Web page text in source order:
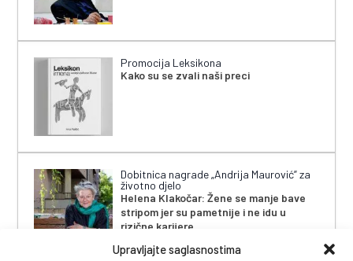
Upravljajte saglasnostima
Promocija Leksikona
Kako su se zvali naši preci
Dobitnica nagrade „Andrija Maurović” za
životno djelo
Helena Klakočar: Žene se manje bave
stripom jer su pametnije i ne idu u
rizične karijere